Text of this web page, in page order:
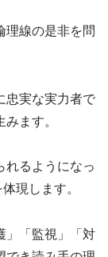
理線の是非を問
忠実な実力者で
ます。
れるようになっ
現します。
」「監視」「対